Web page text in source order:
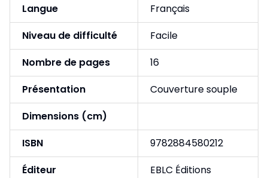
Langue
Français
Niveau de difficulté
Facile
Nombre de pages
16
Présentation
Couverture souple
Dimensions (cm)
ISBN
9782884580212
Éditeur
EBLC Éditions